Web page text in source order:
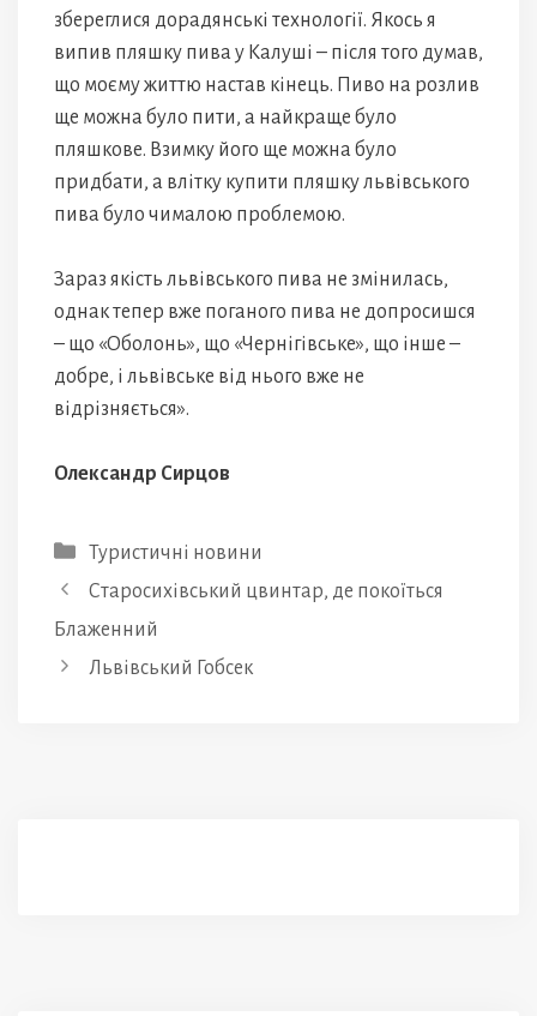
збереглися дорадянські технології. Якось я
випив пляшку пива у Калуші – після того думав,
що моєму життю настав кінець. Пиво на розлив
ще можна було пити, а найкраще було
пляшкове. Взимку його ще можна було
придбати, а влітку купити пляшку львівського
пива було чималою проблемою.
Зараз якість львівського пива не змінилась,
однак тепер вже поганого пива не допросишся
– що «Оболонь», що «Чернігівське», що інше –
добре, і львівське від нього вже не
відрізняється».
Олександр Сирцов
Категорії
Туристичні новини
Старосихівський цвинтар, де покоїться
Блаженний
Львівський Гобсек